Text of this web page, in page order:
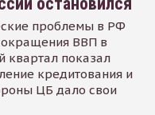
проблемы в РФ
ВВП в
квартал показал
кредитования и
ЦБ дало свои